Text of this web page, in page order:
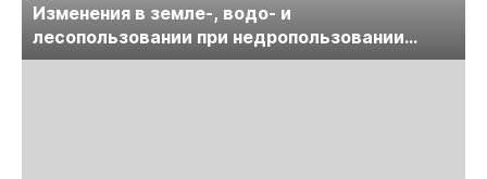
Изменения в земле-, водо- и
лесопользовании при недропользовании
обсудят на семинаре «ПравоТЭК»